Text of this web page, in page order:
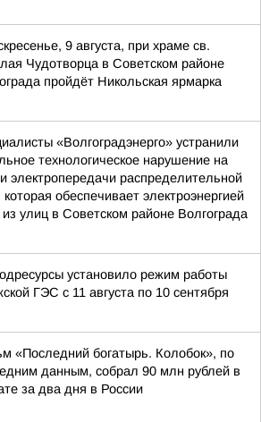
9 августа, при храме св.
Чудотворца в Советском районе
пройдёт Никольская ярмарка
«Волгоградэнерго» устранили
технологическое нарушение на
электропередачи распределительной
которая обеспечивает электроэнергией
улиц в Советском районе Волгограда
установило режим работы
ГЭС с 11 августа по 10 сентября
«Последний богатырь. Колобок», по
данным, собрал 90 млн рублей в
за два дня в России